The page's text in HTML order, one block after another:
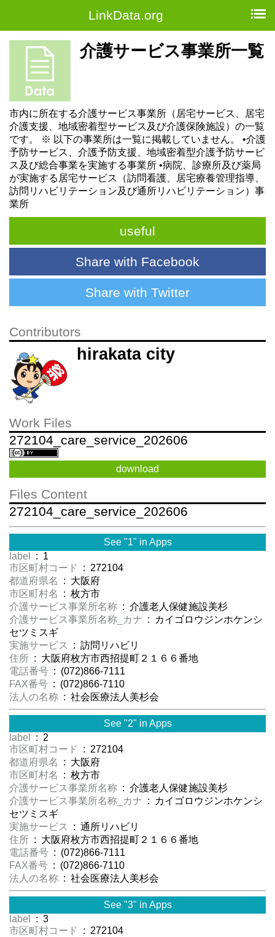
LinkData.org
介護サービス事業所一覧
市内に所在する介護サービス事業所（居宅サービス、居宅
介護支援、地域密着型サービス及び介護保険施設）の一覧
です。 ※ 以下の事業所は一覧に掲載していません。 •介護
予防サービス、介護予防支援、地域密着型介護予防サービ
ス及び総合事業を実施する事業所 •病院、診療所及び薬局
が実施する居宅サービス（訪問看護、居宅療養管理指導、
訪問リハビリテーション及び通所リハビリテーション）事
業所
useful
Share with Facebook
Share with Twitter
Contributors
hirakata city
Work Files
272104_care_service_202606
download
Files Content
272104_care_service_202606
See "1" in Apps
label
: 1
市区町村コード
: 272104
都道府県名
: 大阪府
市区町村名
: 枚方市
介護サービス事業所名称 : 介護老人保健施設美杉
介護サービス事業所名称_カナ : カイゴロウジンホケンシ
セツミスギ
実施サービス
: 訪問リハビリ
住所 : 大阪府枚方市西招提町２１６６番地
電話番号 : (072)866-7111
FAX番号 : (072)866-7110
法人の名称 : 社会医療法人美杉会
See "2" in Apps
label
: 2
市区町村コード
: 272104
都道府県名
: 大阪府
市区町村名
: 枚方市
介護サービス事業所名称 : 介護老人保健施設美杉
介護サービス事業所名称_カナ : カイゴロウジンホケンシ
セツミスギ
実施サービス
: 通所リハビリ
住所 : 大阪府枚方市西招提町２１６６番地
電話番号 : (072)866-7111
FAX番号 : (072)866-7110
法人の名称 : 社会医療法人美杉会
See "3" in Apps
label
: 3
市区町村コード
: 272104